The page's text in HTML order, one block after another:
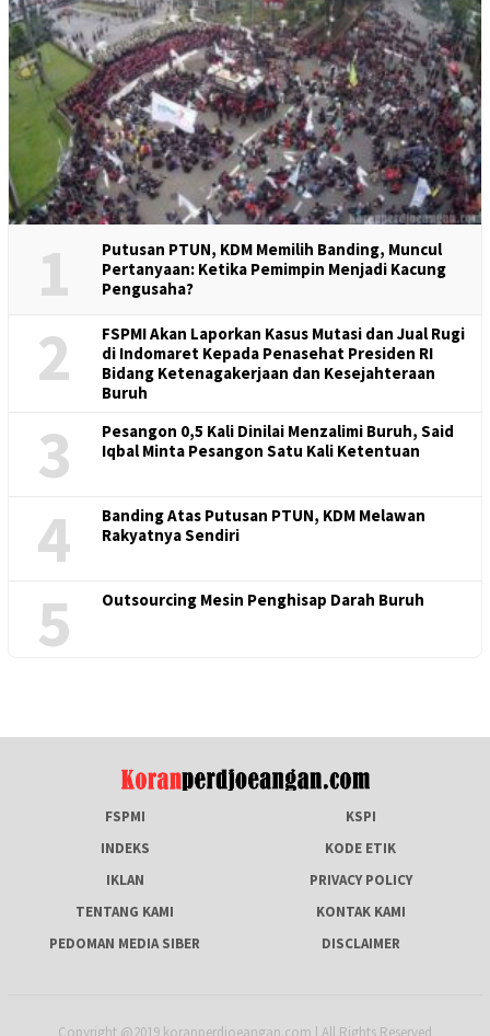
1
Putusan PTUN, KDM Memilih Banding, Muncul
Pertanyaan: Ketika Pemimpin Menjadi Kacung
Pengusaha?
2
FSPMI Akan Laporkan Kasus Mutasi dan Jual Rugi
di Indomaret Kepada Penasehat Presiden RI
Bidang Ketenagakerjaan dan Kesejahteraan
Buruh
3
Pesangon 0,5 Kali Dinilai Menzalimi Buruh, Said
Iqbal Minta Pesangon Satu Kali Ketentuan
4
Banding Atas Putusan PTUN, KDM Melawan
Rakyatnya Sendiri
5 Outsourcing Mesin Penghisap Darah Buruh
FSPMI
KSPI
INDEKS
KODE ETIK
IKLAN
PRIVACY POLICY
TENTANG KAMI
KONTAK KAMI
PEDOMAN MEDIA SIBER
DISCLAIMER
Copyright @2019 koranperdjoeangan.com | All Rights Reserved